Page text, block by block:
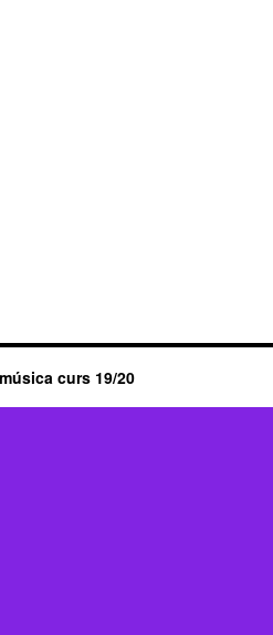
curs 19/20